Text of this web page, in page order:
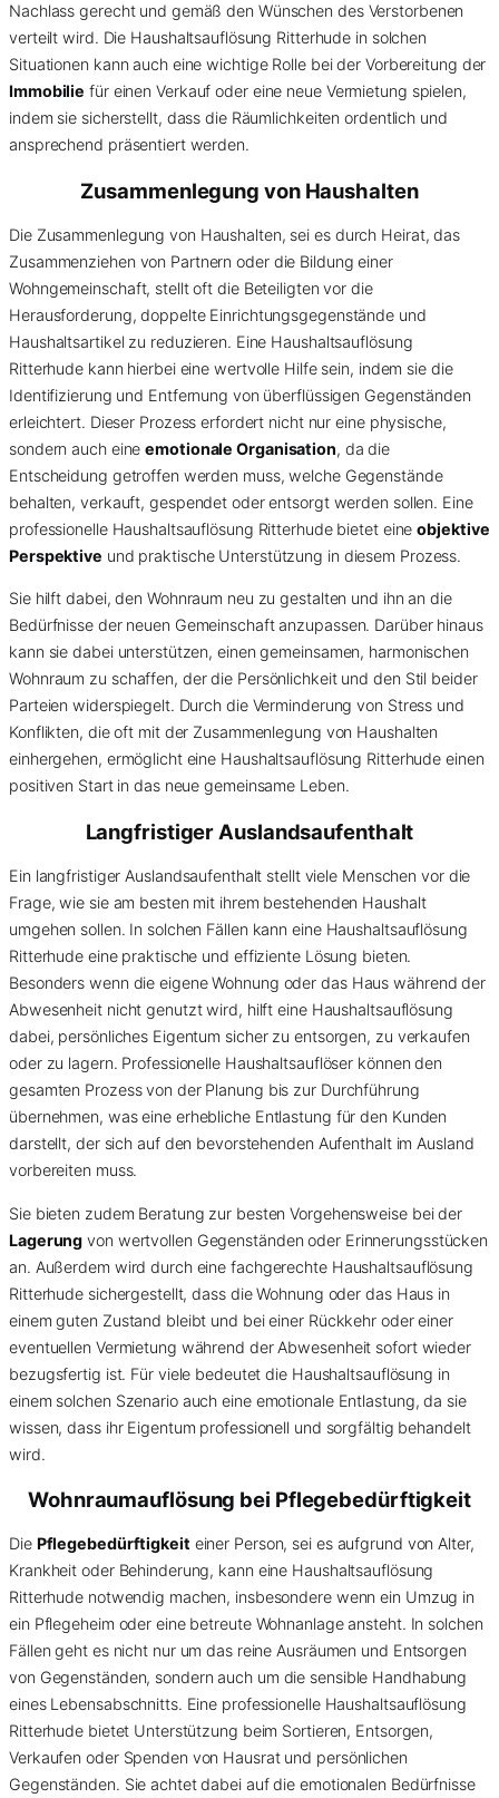
Nachlass gerecht und gemäß den Wünschen des Verstorbenen
verteilt wird. Die Haushaltsauflösung Ritterhude in solchen
Situationen kann auch eine wichtige Rolle bei der Vorbereitung der
Immobilie für einen Verkauf oder eine neue Vermietung spielen,
indem sie sicherstellt, dass die Räumlichkeiten ordentlich und
ansprechend präsentiert werden.
Zusammenlegung von Haushalten
Die Zusammenlegung von Haushalten, sei es durch Heirat, das
Zusammenziehen von Partnern oder die Bildung einer
Wohngemeinschaft, stellt oft die Beteiligten vor die
Herausforderung, doppelte Einrichtungsgegenstände und
Haushaltsartikel zu reduzieren. Eine Haushaltsauflösung
Ritterhude kann hierbei eine wertvolle Hilfe sein, indem sie die
Identifizierung und Entfernung von überflüssigen Gegenständen
erleichtert. Dieser Prozess erfordert nicht nur eine physische,
sondern auch eineemotionale Organisation, da die
Entscheidung getroffen werden muss, welche Gegenstände
behalten, verkauft, gespendet oder entsorgt werden sollen. Eine
professionelle Haushaltsauflösung Ritterhude bietet eineobjektive
Perspektive und praktische Unterstützung in diesem Prozess.
Sie hilft dabei, den Wohnraum neu zu gestalten und ihn an die
Bedürfnisse der neuen Gemeinschaft anzupassen. Darüber hinaus
kann sie dabei unterstützen, einen gemeinsamen, harmonischen
Wohnraum zu schaffen, der die Persönlichkeit und den Stil beider
Parteien widerspiegelt. Durch die Verminderung von Stress und
Konflikten, die oft mit der Zusammenlegung von Haushalten
einhergehen, ermöglicht eine Haushaltsauflösung Ritterhude einen
positiven Start in das neue gemeinsame Leben.
Langfristiger Auslandsaufenthalt
Ein langfristiger Auslandsaufenthalt stellt viele Menschen vor die
Frage, wie sie am besten mit ihrem bestehenden Haushalt
umgehen sollen. In solchen Fällen kann eine Haushaltsauflösung
Ritterhude eine praktische und effiziente Lösung bieten.
Besonders wenn die eigene Wohnung oder das Haus während der
Abwesenheit nicht genutzt wird, hilft eine Haushaltsauflösung
dabei, persönliches Eigentum sicher zu entsorgen, zu verkaufen
oder zu lagern. Professionelle Haushaltsauflöser können den
gesamten Prozess von der Planung bis zur Durchführung
übernehmen, was eine erhebliche Entlastung für den Kunden
darstellt, der sich auf den bevorstehenden Aufenthalt im Ausland
vorbereiten muss.
Sie bieten zudem Beratung zur besten Vorgehensweise bei der
Lagerung von wertvollen Gegenständen oder Erinnerungsstücken
an. Außerdem wird durch eine fachgerechte Haushaltsauflösung
Ritterhude sichergestellt, dass die Wohnung oder das Haus in
einem guten Zustand bleibt und bei einer Rückkehr oder einer
eventuellen Vermietung während der Abwesenheit sofort wieder
bezugsfertig ist. Für viele bedeutet die Haushaltsauflösung in
einem solchen Szenario auch eine emotionale Entlastung, da sie
wissen, dass ihr Eigentum professionell und sorgfältig behandelt
wird.
Wohnraumauflösung bei Pflegebedürftigkeit
Die Pflegebedürftigkeit einer Person, sei es aufgrund von Alter,
Krankheit oder Behinderung, kann eine Haushaltsauflösung
Ritterhude notwendig machen, insbesondere wenn ein Umzug in
ein Pflegeheim oder eine betreute Wohnanlage ansteht. In solchen
Fällen geht es nicht nur um das reine Ausräumen und Entsorgen
von Gegenständen, sondern auch um die sensible Handhabung
eines Lebensabschnitts. Eine professionelle Haushaltsauflösung
Ritterhude bietet Unterstützung beim Sortieren, Entsorgen,
Verkaufen oder Spenden von Hausrat und persönlichen
Gegenständen. Sie achtet dabei auf die emotionalen Bedürfnisse